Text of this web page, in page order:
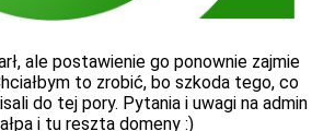
ale postawienie go ponownie zajmie
to zrobić, bo szkoda tego, co
do tej pory. Pytania i uwagi na admin
i tu reszta domeny :)